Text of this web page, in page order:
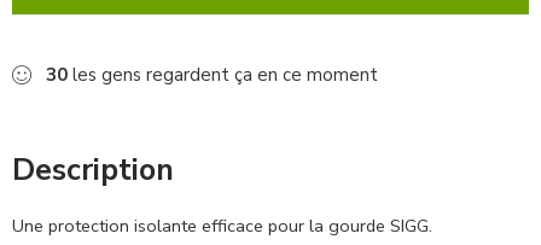
30 les gens regardent ça en ce moment
Description
Une protection isolante efficace pour la gourde SIGG.